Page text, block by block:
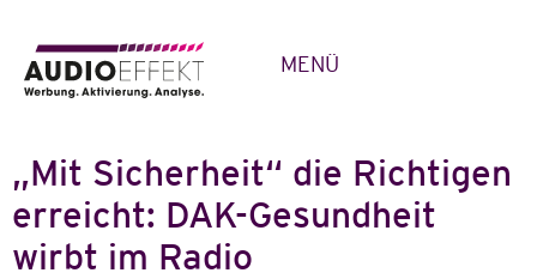
MENÜ
„Mit Sicherheit“ die Richtigen
erreicht: DAK-Gesundheit
wirbt im Radio